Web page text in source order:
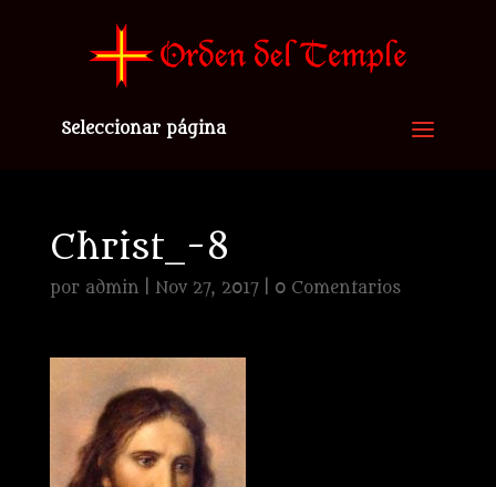
Seleccionar página
Christ_-8
por admin Nov 27, 2017| 0 Comentarios